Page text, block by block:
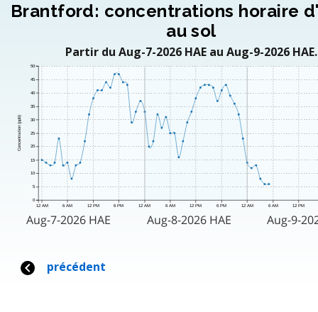
Brantford: concentrations horaire
au sol
Partir du Aug-7-2026 HAE au Aug-9-2026 HAE.
12 AM 6 AM 12 PM 6 PM 12 AM 6 AM 12 PM 6 PM 12 AM 6 AM 12 PM
Concentration (ppb)
0
5
10
15
20
25
30
35
40
45
50
Aug-7-2026 HAE Aug-8-2026 HAE Aug-9-
précédent